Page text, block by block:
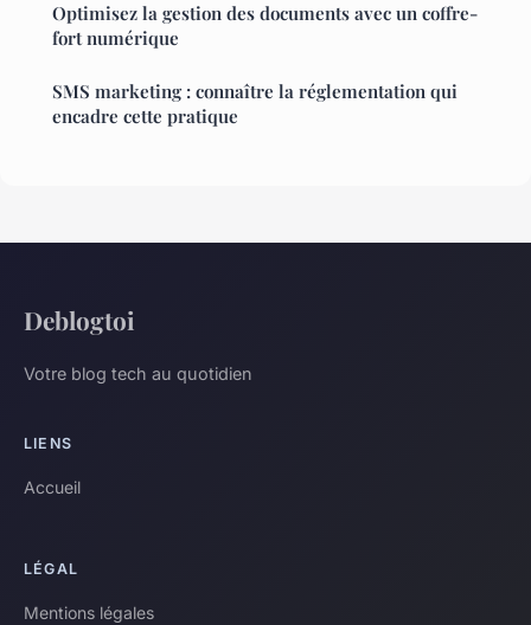
Optimisez la gestion des documents avec un coffre-
fort numérique
SMS marketing : connaître la réglementation qui
encadre cette pratique
Deblogtoi
Votre blog tech au quotidien
LIENS
Accueil
LÉGAL
Mentions légales